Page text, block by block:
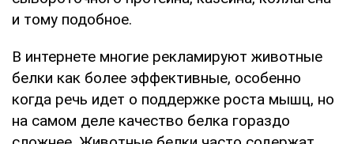
и тому подобное.
В интернете многие рекламируют животные
белки как более эффективные, особенно
когда речь идет о поддержке роста мышц, но
на самом деле качество белка гораздо